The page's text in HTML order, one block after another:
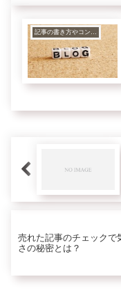
記事の書き方やコンテンツのこと
売れた記事のチェックで
さの秘密とは？